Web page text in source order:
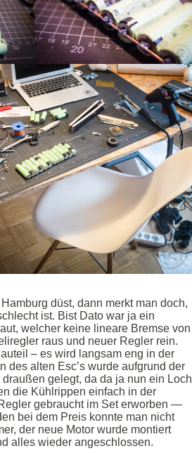
düst, dann merkt man doch,
ist. Bist Dato war ja ein
welcher keine lineare Bremse von
raus und neuer Regler rein.
– es wird langsam eng in der
des alten Esc’s wurde aufgrund der
gelegt, da da ja nun ein Loch
die Kühlrippen einfach in der
gebraucht im Set erworben —
bei dem Preis konnte man nicht
der neue Motor wurde montiert
alles wieder angeschlossen.